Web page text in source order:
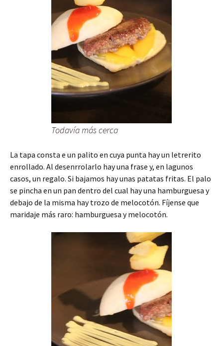
Todavía más cerca
La tapa consta e un palito en cuya punta hay un letrerito
enrollado. Al desenrrolarlo hay una frase y, en lagunos
casos, un regalo. Si bajamos hay unas patatas fritas. El palo
se pincha en un pan dentro del cual hay una hamburguesa y
debajo de la misma hay trozo de melocotón. Fíjense que
maridaje más raro: hamburguesa y melocotón.